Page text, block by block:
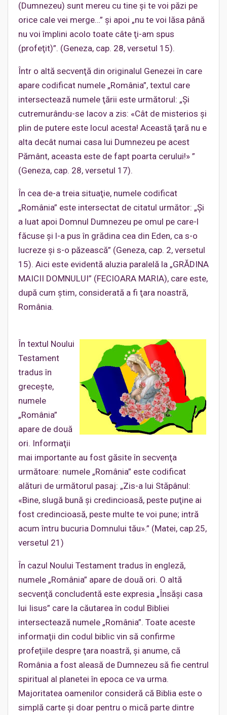
(Dumnezeu) sunt mereu cu tine şi te voi păzi pe
orice cale vei merge…” şi apoi „nu te voi lăsa până
nu voi împlini acolo toate câte ţi-am spus
(profeţit)”. (Geneza, cap. 28, versetul 15).
Într o altă secvenţă din originalul Genezei în care
apare codificat numele „România”, textul care
intersectează numele ţării este următorul: „Şi
cutremurându-se Iacov a zis: «Cât de misterios şi
plin de putere este locul acesta! Această ţară nu e
alta decât numai casa lui Dumnezeu pe acest
Pământ, aceasta este de fapt poarta cerului!» ”
(Geneza, cap. 28, versetul 17).
În cea de-a treia situaţie, numele codificat
„România” este intersectat de citatul următor: „Şi
a luat apoi Domnul Dumnezeu pe omul pe care-l
făcuse şi l-a pus în grădina cea din Eden, ca s-o
lucreze şi s-o păzească” (Geneza, cap. 2, versetul
15). Aici este evidentă aluzia paralelă la „GRĂDINA
MAICII DOMNULUI” (FECIOARA MARIA), care este,
după cum ştim, considerată a fi ţara noastră,
România.
În textul Noului
Testament
tradus în
greceşte,
numele
„România”
apare de două
ori. Informaţii
mai importante au fost găsite în secvenţa
următoare: numele „România” este codificat
alături de următorul pasaj: „Zis-a lui Stăpânul:
«Bine, slugă bună şi credincioasă, peste puţine ai
fost credincioasă, peste multe te voi pune; intră
acum întru bucuria Domnului tău».” (Matei, cap.25,
versetul 21)
În cazul Noului Testament tradus în engleză,
numele „România” apare de două ori. O altă
secvenţă concludentă este expresia „Însăşi casa
lui Iisus” care la căutarea în codul Bibliei
intersectează numele „România”. Toate aceste
informaţii din codul biblic vin să confirme
profeţiile despre ţara noastră, şi anume, că
România a fost aleasă de Dumnezeu să fie centrul
spiritual al planetei în epoca ce va urma.
Majoritatea oamenilor consideră că Biblia este o
simplă carte şi doar pentru o mică parte dintre